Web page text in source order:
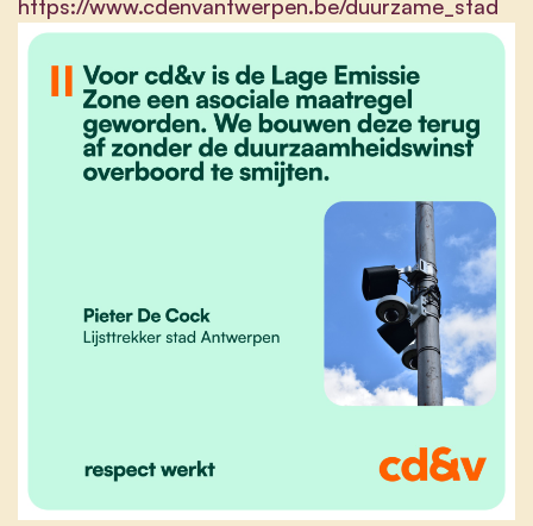
https://www.cdenvantwerpen.be/duurzame_stad